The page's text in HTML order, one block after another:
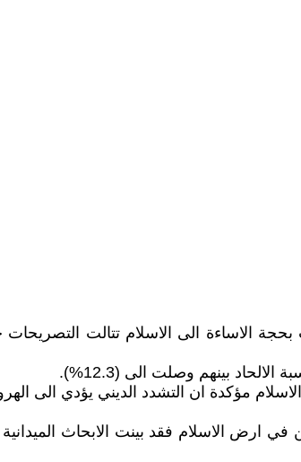
الاساءة الى الاسلام تتالت التصريحات
بينهم وصلت الى (12.3%).
مؤكدة ان التشدد الديني يؤدي الى
ارض الاسلام فقد بينت الابحاث